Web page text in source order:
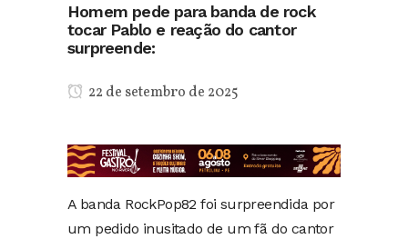
Homem pede para banda de rock
tocar Pablo e reação do cantor
surpreende:
22 de setembro de 2025
A banda RockPop82 foi surpreendida por
um pedido inusitado de um fã do cantor